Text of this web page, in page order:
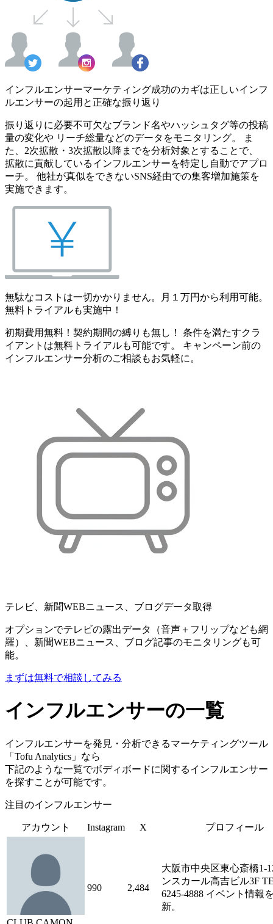
インフルエンサーマーケティング成功のカギは正しいインフ
ルエンサーの起用と正確な振り返り
振り返りに必要不可欠なブランド名やハッシュタグ等の投稿
量の変化や リーチ総量などのデータをモニタリング。 ま
た、2次拡散・3次拡散以降までを分析対象とすることで、
拡散に貢献しているインフルエンサーを特定し自動でアプロ
ーチ。 他社が真似をできないSNS経由での集客増加施策を
実施できます。
無駄なコストは一切かかりません。月１万円から利用可能。
無料トライアルも実施中！
初期費用無料！契約期間の縛りも無し！ 条件を満たすクラ
イアントは無料トライアルも可能です。 キャンペーン前の
インフルエンサー分析のご相談もお気軽に。
テレビ、新聞WEBニュース、ブログデータ取得
オプションでテレビの露出データ（音声＋フリップなども網
羅）、新聞WEBニュース、ブログ記事のモニタリングも可
能。
まずは無料で相談してみる
インフルエンサーの一覧
インフルエンサーを発見・分析できるマーケティングツール
「Tofu Analytics」なら
下記のような一覧でボディボードに関するインフルエンサー
を探すことが可能です。
注目のインフルエンサー
アカウント Instagram X プロフィール
990 2,484
大阪市中央区東心斎橋1-
ンスカール高吉ビル3F
6245-4888 イベント情報
新。